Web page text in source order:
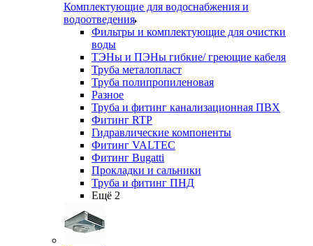
Комплектующие для водоснабжения и
водоотведения
Фильтры и комплектующие для очистки
воды
ТЭНы и ПЭНы гибкие/ греющие кабеля
Труба металопласт
Труба полипропиленовая
Разное
Труба и фитинг канализационная ПВХ
Фитинг RTP
Гидравлические компоненты
Фитинг VALTEC
Фитинг Bugatti
Прокладки и сальники
Труба и фитинг ПНД
Ещё 2